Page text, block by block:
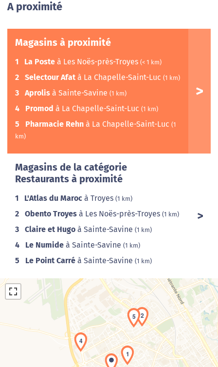
A proximité
Magasins à proximité
1 La Poste à Les Noës-près-Troyes (< 1 km)
2 Selectour Afat à La Chapelle-Saint-Luc (1 km)
3 Aprolis à Sainte-Savine (1 km)
4 Promod à La Chapelle-Saint-Luc (1 km)
5 Pharmacie Rehn à La Chapelle-Saint-Luc (1
km)
Magasins de la catégorie
Restaurants à proximité
1 L'Atlas du Maroc à Troyes (1 km)
2 Obento Troyes à Les Noës-près-Troyes (1 km)
3 Claire et Hugo à Sainte-Savine (1 km)
4 Le Numide à Sainte-Savine (1 km)
5 Le Point Carré à Sainte-Savine (1 km)
Chargement de la carte en cours...
1
2
4
5